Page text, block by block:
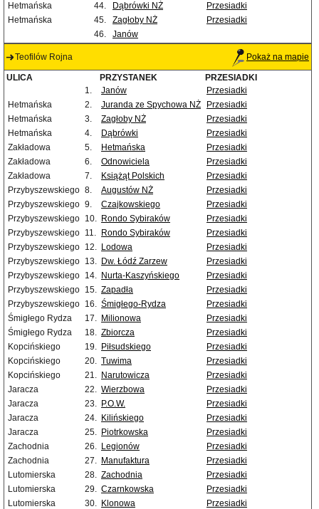
Hetmańska
44. Dąbrówki NŻ
Przesiadki
Hetmańska
45. Zagłoby NŻ
Przesiadki
46.
Janów
Teofilów Rojna Pokaż na mapie
ULICA PRZYSTANEK
PRZESIADKI
1.
Janów
Przesiadki
Hetmańska
2. Juranda ze Spychowa NŻ
Przesiadki
Hetmańska
3. Zagłoby NŻ
Przesiadki
Hetmańska
4. Dąbrówki
Przesiadki
Zakładowa
5. Hetmańska
Przesiadki
Zakładowa
6. Odnowiciela
Przesiadki
Zakładowa
7. Książąt Polskich
Przesiadki
Przybyszewskiego 8. Augustów NŻ
Przesiadki
Przybyszewskiego 9. Czajkowskiego
Przesiadki
Przybyszewskiego 10. Rondo Sybiraków
Przesiadki
Przybyszewskiego 11. Rondo Sybiraków
Przesiadki
Przybyszewskiego 12. Lodowa
Przesiadki
Przybyszewskiego 13. Dw. Łódź Zarzew
Przesiadki
Przybyszewskiego 14. Nurta-Kaszyńskiego
Przesiadki
Przybyszewskiego 15. Zapadła
Przesiadki
Przybyszewskiego 16. Śmigłego-Rydza
Przesiadki
Śmigłego Rydza
17. Milionowa
Przesiadki
Śmigłego Rydza
18. Zbiorcza
Przesiadki
Kopcińskiego
19. Piłsudskiego
Przesiadki
Kopcińskiego
20. Tuwima
Przesiadki
Kopcińskiego
21. Narutowicza
Przesiadki
Jaracza
22. Wierzbowa
Przesiadki
Jaracza
23. P.O.W.
Przesiadki
Jaracza
24. Kilińskiego
Przesiadki
Jaracza
25. Piotrkowska
Przesiadki
Zachodnia
26. Legionów
Przesiadki
Zachodnia
27. Manufaktura
Przesiadki
Lutomierska
28. Zachodnia
Przesiadki
Lutomierska
29. Czarnkowska
Przesiadki
Lutomierska
30. Klonowa Przesiadki